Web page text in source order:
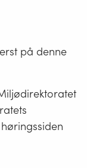
på denne